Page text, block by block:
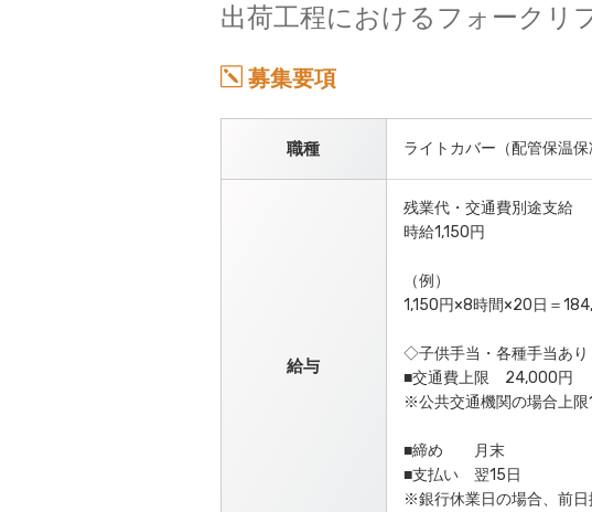
出荷工程におけるフォークリ
募集要項
職種 ライトカバー（配管保温
給与
残業代・交通費別途支給
時給1,150円
（例）
1,150円×8時間×20日＝
◇子供手当・各種手当あり
■交通費上限 24,000円
※公共交通機関の場合上限
■締め 月末
■支払い 翌15日
※銀行休業日の場合、前日